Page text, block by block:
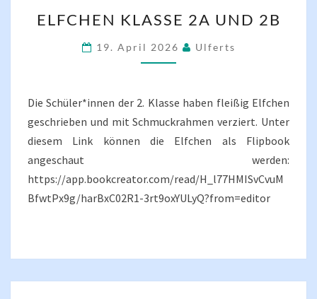
KLASSE
2A
UND
ELFCHEN KLASSE 2A UND 2B
19. April 2026 Ulferts
Die Schüler*innen der 2. Klasse haben fleißig Elfchen
geschrieben und mit Schmuckrahmen verziert. Unter
diesem Link können die Elfchen als Flipbook
angeschaut werden:
https://app.bookcreator.com/read/H_l77HMISvCvuM
BfwtPx9g/harBxC02R1-3rt9oxYULyQ?from=editor